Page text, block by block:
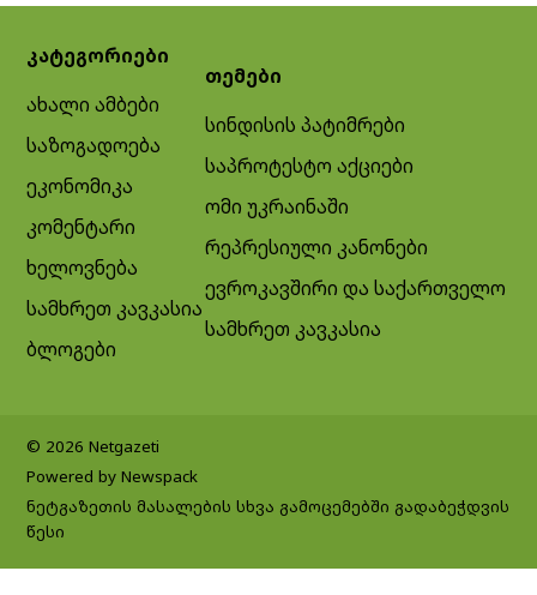
კატეგორიები
ახალი ამბები
საზოგადოება
ეკონომიკა
კომენტარი
ხელოვნება
სამხრეთ კავკასია
ბლოგები
თემები
სინდისის პატიმრები
საპროტესტო აქციები
ომი უკრაინაში
რეპრესიული კანონები
ევროკავშირი და საქართველო
სამხრეთ კავკასია
© 2026 Netgazeti
Powered by Newspack
ნეტგაზეთის მასალების სხვა გამოცემებში გადაბეჭდვის
წესი